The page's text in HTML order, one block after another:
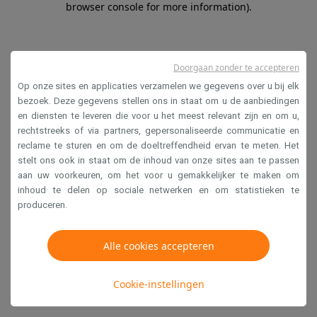
browser console for more information).
Op onze sites en applicaties verzamelen we gegevens over u bij elk
bezoek. Deze gegevens stellen ons in staat om u de aanbiedingen
en diensten te leveren die voor u het meest relevant zijn en om u,
rechtstreeks of via partners, gepersonaliseerde communicatie en
reclame te sturen en om de doeltreffendheid ervan te meten. Het
stelt ons ook in staat om de inhoud van onze sites aan te passen
aan uw voorkeuren, om het voor u gemakkelijker te maken om
inhoud te delen op sociale netwerken en om statistieken te
produceren.
Alle cookies accepteren
Cookie-instellingen
Doorgaan zonder te accepteren